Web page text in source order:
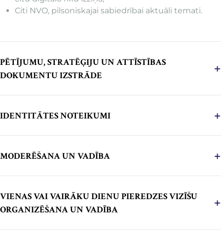
Citi NVO, pilsoniskajai sabiedrībai aktuāli temati.
PĒTĪJUMU, STRATĒĢIJU UN ATTĪSTĪBAS
DOKUMENTU IZSTRĀDE
IDENTITĀTES NOTEIKUMI
MODERĒŠANA UN VADĪBA
VIENAS VAI VAIRĀKU DIENU PIEREDZES VIZĪŠU
ORGANIZĒŠANA UN VADĪBA